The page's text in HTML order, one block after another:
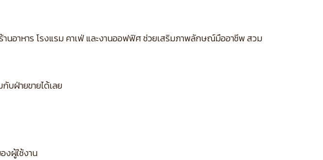
นอาหาร โรงแรม คาเฟ่ และงานออฟฟิศ ช่วยเสริมภาพลักษณ์มืออาชีพ สวม
ฝ่ายขายได้เลย
งผู้ใช้งาน